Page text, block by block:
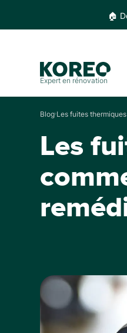
🏠
Expert en rénovation
Blog Les fuites
Les